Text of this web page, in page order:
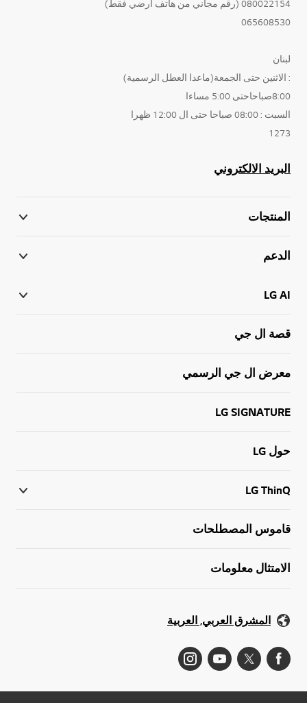
080022154 (رقم مجاني من هاتف أرضي فقط)
065608530
لبنان
: الاثنين حتى الجمعة(ماعدا العطل الرسمية)
8:00صباحاحتى 5:00 مساءا
السبت : 08:00 صباحا حتى ال 12:00 ظهرا
1273
البريد الالكتروني
المنتجات
الدعم
LG AI
قصة ال جي
معرض ال جي الرسمي
LG SIGNATURE
حول LG
LG ThinQ
قاموس المصطلحات
الامتثال معلومات
المشرق العربي, العربية